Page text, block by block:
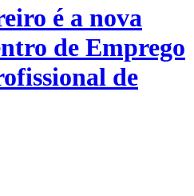
é a nova
de Emprego
de